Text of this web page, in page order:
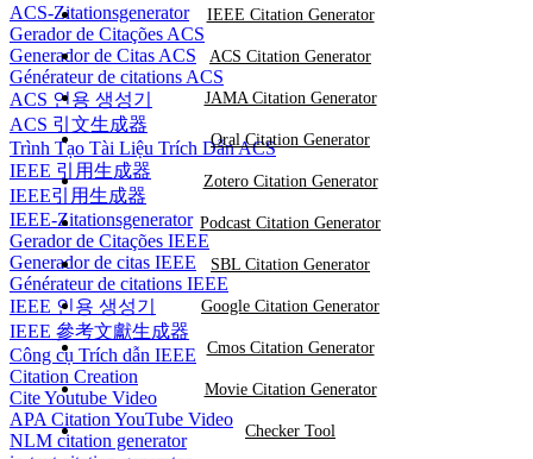
ACS-Zitationsgenerator
Gerador de Citações ACS
Generador de Citas ACS
Générateur de citations ACS
ACS 인용 생성기
ACS 引文生成器
Trình Tạo Tài Liệu Trích Dẫn ACS
IEEE 引用生成器
IEEE引用生成器
IEEE-Zitationsgenerator
Gerador de Citações IEEE
Generador de citas IEEE
Générateur de citations IEEE
IEEE 인용 생성기
IEEE 參考文獻生成器
Công cụ Trích dẫn IEEE
Citation Creation
Cite Youtube Video
APA Citation YouTube Video
NLM citation generator
IEEE Citation Generator
ACS Citation Generator
JAMA Citation Generator
Oral Citation Generator
Zotero Citation Generator
Podcast Citation Generator
SBL Citation Generator
Google Citation Generator
Cmos Citation Generator
Movie Citation Generator
Checker Tool